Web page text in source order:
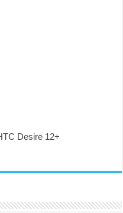
Desire 12+